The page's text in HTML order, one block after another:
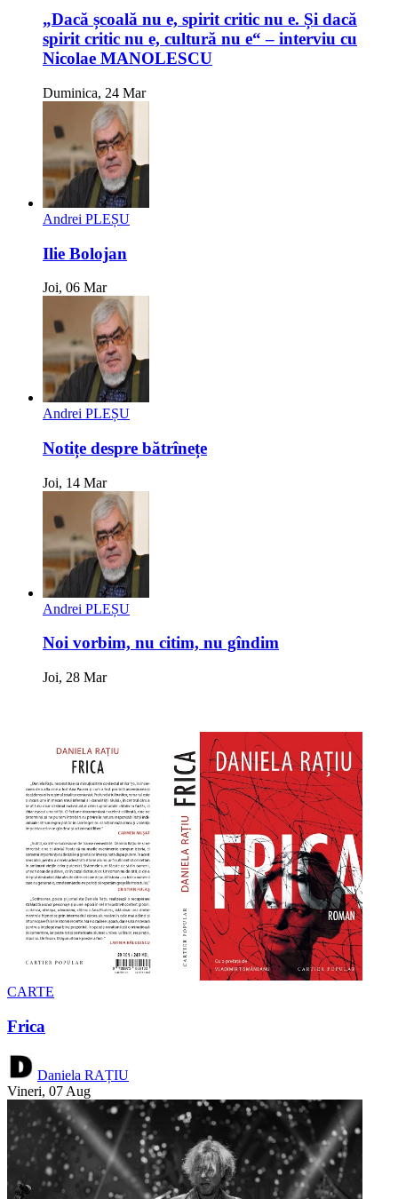
„Dacă școală nu e, spirit critic nu e. Și dacă
spirit critic nu e, cultură nu e“ – interviu cu
Nicolae MANOLESCU
Duminica, 24 Mar
Andrei PLEȘU
Ilie Bolojan
Joi, 06 Mar
Andrei PLEȘU
Notițe despre bătrînețe
Joi, 14 Mar
Andrei PLEȘU
Noi vorbim, nu citim, nu gîndim
Joi, 28 Mar
CARTE
Frica
Daniela RAȚIU
Vineri, 07 Aug